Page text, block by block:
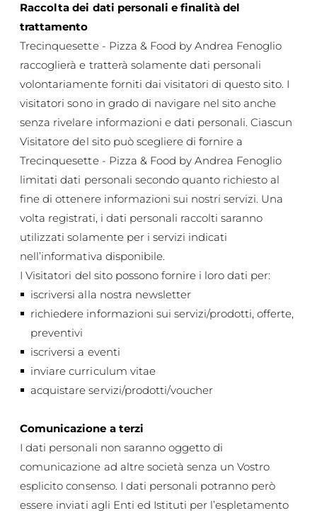
Raccolta dei dati personali e finalità del
trattamento
Trecinquesette - Pizza & Food by Andrea Fenoglio
raccoglierà e tratterà solamente dati personali
volontariamente forniti dai visitatori di questo sito. I
visitatori sono in grado di navigare nel sito anche
senza rivelare informazioni e dati personali. Ciascun
Visitatore del sito può scegliere di fornire a
Trecinquesette - Pizza & Food by Andrea Fenoglio
limitati dati personali secondo quanto richiesto al
fine di ottenere informazioni sui nostri servizi. Una
volta registrati, i dati personali raccolti saranno
utilizzati solamente per i servizi indicati
nell’informativa disponibile.
I Visitatori del sito possono fornire i loro dati per:
iscriversi alla nostra newsletter
richiedere informazioni sui servizi/prodotti, offerte,
preventivi
iscriversi a eventi
inviare curriculum vitae
acquistare servizi/prodotti/voucher
Comunicazione a terzi
I dati personali non saranno oggetto di
comunicazione ad altre società senza un Vostro
esplicito consenso. I dati personali potranno però
essere inviati agli Enti ed Istituti per l’espletamento